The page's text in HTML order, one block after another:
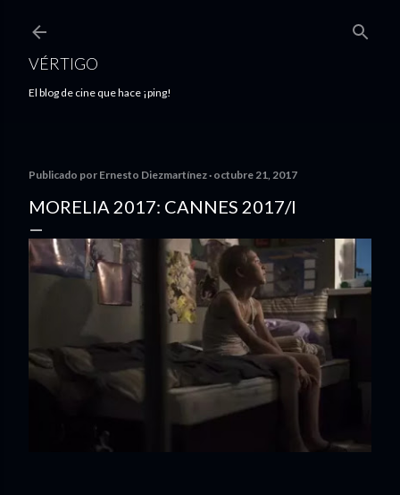
VÉRTIGO
El blog de cine que hace ¡ping!
Publicado por Ernesto Diezmartínez octubre 21, 2017
MORELIA 2017: CANNES 2017/I